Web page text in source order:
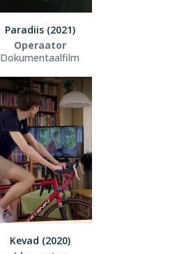
Paradiis (2021)
Operaator
Dokumentaalfilm
Kevad (2020)